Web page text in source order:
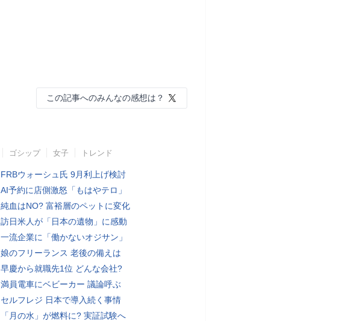
この記事へのみんなの感想は？
ゴシップ 女子 トレンド
FRBウォーシュ氏 9月利上げ検討
AI予約に店側激怒「もはやテロ」
純血はNO? 富裕層のペットに変化
訪日米人が「日本の遺物」に感動
一流企業に「働かないオジサン」
娘のフリーランス 老後の備えは
早慶から就職先1位 どんな会社?
満員電車にベビーカー 議論呼ぶ
セルフレジ 日本で導入続く事情
「月の水」が燃料に? 実証試験へ